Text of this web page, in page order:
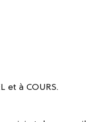
et à COURS.